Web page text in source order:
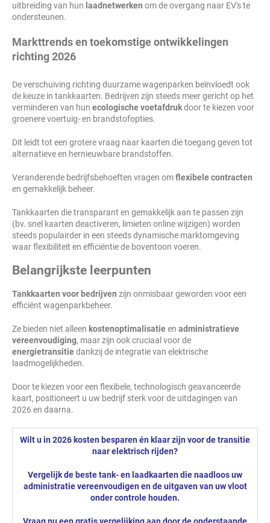
uitbreiding van hun laadnetwerken om de overgang naar EV's te
ondersteunen.
Markttrends en toekomstige ontwikkelingen
richting 2026
De verschuiving richting duurzame wagenparken beïnvloedt ook
de keuze in tankkaarten. Bedrijven zijn steeds meer gericht op het
verminderen van hun ecologische voetafdrukdoor te kiezen voor
groenere voertuig- en brandstofopties.
Dit leidt tot een grotere vraag naar kaarten die toegang geven tot
alternatieve en hernieuwbare brandstoffen.
Veranderende bedrijfsbehoeften vragen omflexibele contracten
en gemakkelijk beheer.
Tankkaarten die transparant en gemakkelijk aan te passen zijn
(bv. snel kaarten deactiveren, limieten online wijzigen) worden
steeds populairder in een steeds dynamische marktomgeving
waar flexibiliteit en efficiëntie de boventoon voeren.
Belangrijkste leerpunten
Tankkaarten voor bedrijven zijn onmisbaar geworden voor een
efficiënt wagenparkbeheer.
Ze bieden niet alleen kostenoptimalisatieen administratieve
vereenvoudiging, maar zijn ook cruciaal voor de
energietransitiedankzij de integratie van elektrische
laadmogelijkheden.
Door te kiezen voor een flexibele, technologisch geavanceerde
kaart, positioneert u uw bedrijf sterk voor de uitdagingen van
2026 en daarna.
Wilt u in 2026 kosten besparen én klaar zijn voor de transitie
naar elektrisch rijden?
Vergelijk de beste tank- en laadkaarten die naadloos uw
administratie vereenvoudigen en de uitgaven van uw vloot
onder controle houden.